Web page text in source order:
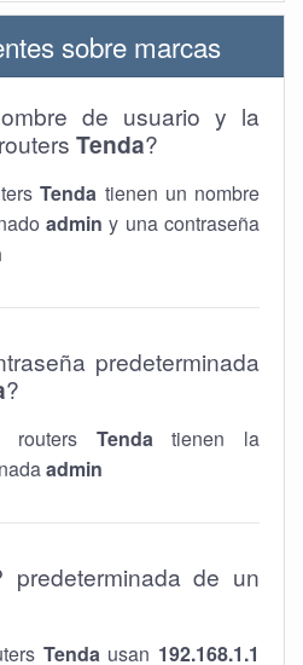
sobre marcas
de usuario y la
Tenda?
Tenda tienen un nombre
admin y una contraseña
predeterminada
?
routers Tendatienen la
admin
de un
Tendausan 192.168.1.1